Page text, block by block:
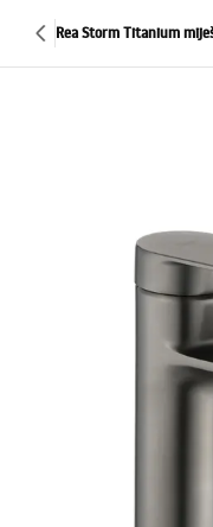
Rea Storm Titanium